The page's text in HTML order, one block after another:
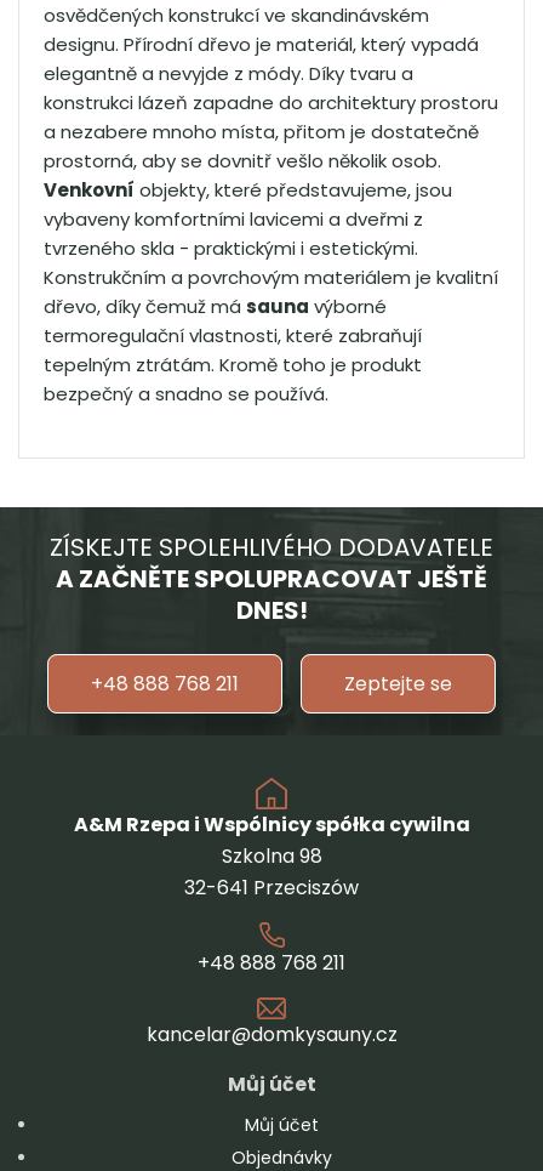
osvědčených konstrukcí ve skandinávském
designu. Přírodní dřevo je materiál, který vypadá
elegantně a nevyjde z módy. Díky tvaru a
konstrukci lázeň zapadne do architektury prostoru
a nezabere mnoho místa, přitom je dostatečně
prostorná, aby se dovnitř vešlo několik osob.
Venkovní objekty, které představujeme, jsou
vybaveny komfortními lavicemi a dveřmi z
tvrzeného skla - praktickými i estetickými.
Konstrukčním a povrchovým materiálem je kvalitní
dřevo, díky čemuž má sauna výborné
termoregulační vlastnosti, které zabraňují
tepelným ztrátám. Kromě toho je produkt
bezpečný a snadno se používá.
ZÍSKEJTE SPOLEHLIVÉHO DODAVATELE
A ZAČNĚTE SPOLUPRACOVAT JEŠTĚ
DNES!
+48 888 768 211 Zeptejte se
A&M Rzepa i Wspólnicy spółka cywilna
Szkolna 98
32-641 Przeciszów
+48 888 768 211
kancelar@domkysauny.cz
Můj účet
Můj účet
Objednávky